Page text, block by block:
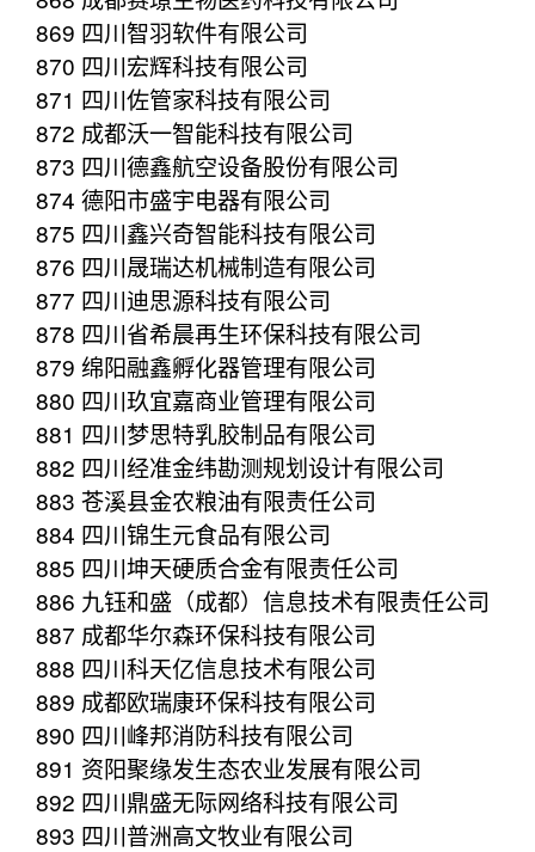
869 四川智羽软件有限公司
870 四川宏辉科技有限公司
871 四川佐管家科技有限公司
872 成都沃一智能科技有限公司
873 四川德鑫航空设备股份有限公司
874 德阳市盛宇电器有限公司
875 四川鑫兴奇智能科技有限公司
876 四川晟瑞达机械制造有限公司
877 四川迪思源科技有限公司
878 四川省希晨再生环保科技有限公司
879 绵阳融鑫孵化器管理有限公司
880 四川玖宜嘉商业管理有限公司
881 四川梦思特乳胶制品有限公司
882 四川经准金纬勘测规划设计有限公司
883 苍溪县金农粮油有限责任公司
884 四川锦生元食品有限公司
885 四川坤天硬质合金有限责任公司
886 九钰和盛（成都）信息技术有限责任公司
887 成都华尔森环保科技有限公司
888 四川科天亿信息技术有限公司
889 成都欧瑞康环保科技有限公司
890 四川峰邦消防科技有限公司
891 资阳聚缘发生态农业发展有限公司
892 四川鼎盛无际网络科技有限公司
893 四川普洲高文牧业有限公司